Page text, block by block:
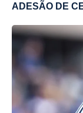
ADESÃO DE